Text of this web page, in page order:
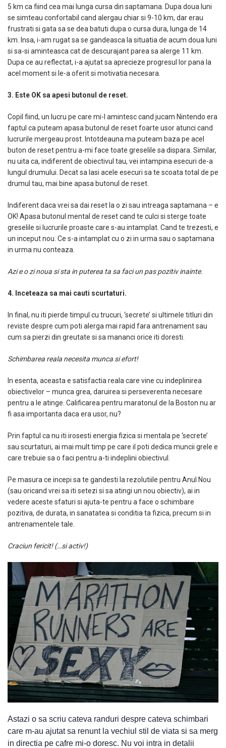
5 km ca fiind cea mai lunga cursa din saptamana. Dupa doua luni
se simteau confortabil cand alergau chiar si 9-10 km, dar erau
frustrati si gata sa se dea batuti dupa o cursa dura, lunga de 14
km. Insa, i-am rugat sa se gandeasca la situatia de acum doua luni
si sa-si aminteasca cat de descurajant parea sa alerge 11 km.
Dupa ce au reflectat, i-a ajutat sa aprecieze progresul lor pana la
acel moment si le-a oferit si motivatia necesara.
3. Este OK sa apesi butonul de reset.
Copil fiind, un lucru pe care mi-l amintesc cand jucam Nintendo era
faptul ca puteam apasa butonul de reset foarte usor atunci cand
lucrurile mergeau prost. Intotdeauna ma puteam baza pe acel
buton de reset pentru a-mi face toate greselile sa dispara. Similar,
nu uita ca, indiferent de obiectivul tau, vei intampina esecuri de-a
lungul drumului. Decat sa lasi acele esecuri sa te scoata total de pe
drumul tau, mai bine apasa butonul de reset.
Indiferent daca vrei sa dai reset la o zi sau intreaga saptamana – e
OK! Apasa butonul mental de reset cand te culci si sterge toate
greselile si lucrurile proaste care s-au intamplat. Cand te trezesti, e
un inceput nou. Ce s-a intamplat cu o zi in urma sau o saptamana
in urma nu conteaza.
Azi e o zi noua si sta in puterea ta sa faci un pas pozitiv inainte.
4. Inceteaza sa mai cauti scurtaturi.
In final, nu iti pierde timpul cu trucuri, ‘secrete’ si ultimele titluri din
reviste despre cum poti alerga mai rapid fara antrenament sau
cum sa pierzi din greutate si sa mananci orice iti doresti.
Schimbarea reala necesita munca si efort!
In esenta, aceasta e satisfactia reala care vine cu indeplinirea
obiectivelor – munca grea, daruirea si perseverenta necesare
pentru a le atinge. Calificarea pentru maratonul de la Boston nu ar
fi asa importanta daca era usor, nu?
Prin faptul ca nu iti irosesti energia fizica si mentala pe ‘secrete’
sau scurtaturi, ai mai mult timp pe care il poti dedica muncii grele e
care trebuie sa o faci pentru a-ti indeplini obiectivul.
Pe masura ce incepi sa te gandesti la rezolutiile pentru Anul Nou
(sau oricand vrei sa iti setezi si sa atingi un nou obiectiv), ai in
vedere aceste sfaturi si ajuta-te pentru a face o schimbare
pozitiva, de durata, in sanatatea si conditia ta fizica, precum si in
antrenamentele tale.
Craciun fericit! (…si activ!)
Astazi o sa scriu cateva randuri despre cateva schimbari
care m-au ajutat sa renunt la vechiul stil de viata si sa merg
in directia pe cafre mi-o doresc. Nu voi intra in detalii